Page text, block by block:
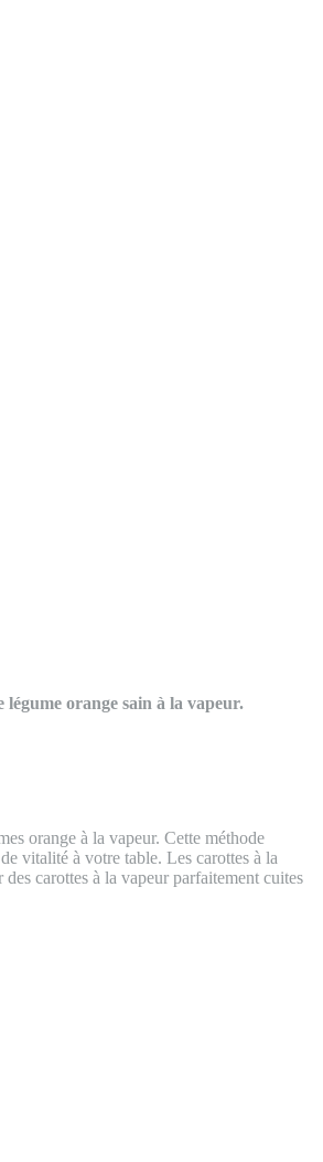
orange sain à la vapeur.
orange à la vapeur. Cette méthode
vitalité à votre table. Les carottes à la
carottes à la vapeur parfaitement cuites